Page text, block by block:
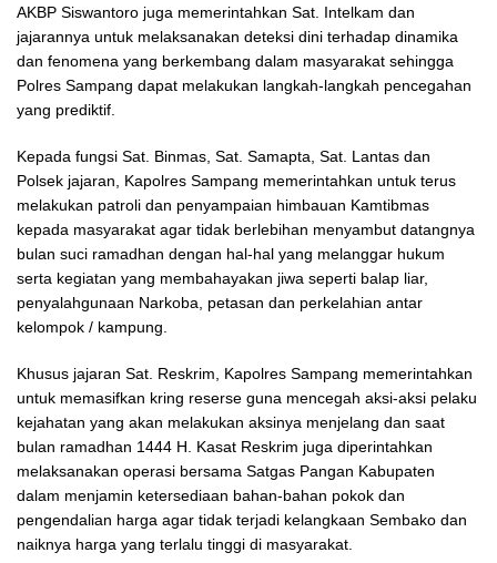
AKBP Siswantoro juga memerintahkan Sat. Intelkam dan
jajarannya untuk melaksanakan deteksi dini terhadap dinamika
dan fenomena yang berkembang dalam masyarakat sehingga
Polres Sampang dapat melakukan langkah-langkah pencegahan
yang prediktif.
Kepada fungsi Sat. Binmas, Sat. Samapta, Sat. Lantas dan
Polsek jajaran, Kapolres Sampang memerintahkan untuk terus
melakukan patroli dan penyampaian himbauan Kamtibmas
kepada masyarakat agar tidak berlebihan menyambut datangnya
bulan suci ramadhan dengan hal-hal yang melanggar hukum
serta kegiatan yang membahayakan jiwa seperti balap liar,
penyalahgunaan Narkoba, petasan dan perkelahian antar
kelompok / kampung.
Khusus jajaran Sat. Reskrim, Kapolres Sampang memerintahkan
untuk memasifkan kring reserse guna mencegah aksi-aksi pelaku
kejahatan yang akan melakukan aksinya menjelang dan saat
bulan ramadhan 1444 H. Kasat Reskrim juga diperintahkan
melaksanakan operasi bersama Satgas Pangan Kabupaten
dalam menjamin ketersediaan bahan-bahan pokok dan
pengendalian harga agar tidak terjadi kelangkaan Sembako dan
naiknya harga yang terlalu tinggi di masyarakat.